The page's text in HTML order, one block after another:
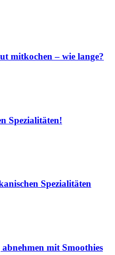
mitkochen – wie lange?
Spezialitäten!
Spezialitäten
mit Smoothies